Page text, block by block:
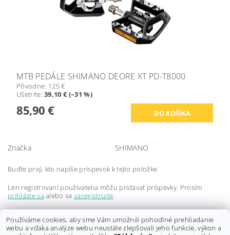
MTB PEDÁLE SHIMANO DEORE XT PD-T8000
Pôvodne: 125 €
Ušetríte:39,10 € (–31 %)
85,90 €
Značka SHIMANO
Buďte prvý, kto napíše príspevok k tejto položke.
Len registrovaní používatelia môžu pridávať príspevky. Prosím
prihláste sa alebo sazaregistrujte.
Len registrovaní používatelia môžu pridávať hodnotenie. Prosím
Používáme cookies, aby sme Vám umožnili pohodlné prehliadanie
webu a vďaka analýze webu neustále zlepšovali jeho funkcie, výkon a